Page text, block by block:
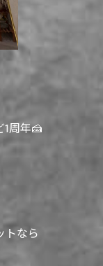
周年🍰
トなら